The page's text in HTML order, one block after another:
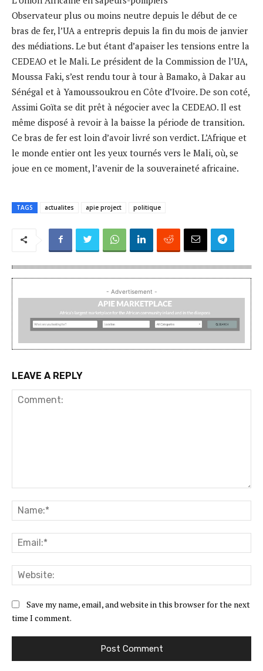
Observateur plus ou moins neutre depuis le début de ce
bras de fer, l’UA a entrepris depuis la fin du mois de janvier
des médiations. Le but étant d’apaiser les tensions entre la
CEDEAO et le Mali. Le président de la Commission de l’UA,
Moussa Faki, s’est rendu tour à tour à Bamako, à Dakar au
Sénégal et à Yamoussoukrou en Côte d’Ivoire. De son coté,
Assimi Goïta se dit prêt à négocier avec la CEDEAO. Il est
même disposé à revoir à la baisse la période de transition.
Ce bras de fer est loin d’avoir livré son verdict. L’Afrique et
le monde entier ont les yeux tournés vers le Mali, où, se
joue en ce moment, l’avenir de la souveraineté africaine.
TAGS actualites apie project politique
- Advertisement -
LEAVE A REPLY
Save my name, email, and website in this browser for the next
time I comment.